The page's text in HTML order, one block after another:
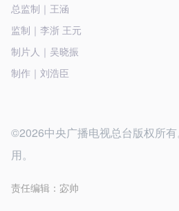
总监制｜王涵
监制｜李浙 王元
制片人｜吴晓振
制作｜刘浩臣
©2026中央广播电视总台版权所
用。
责任编辑： 宓帅